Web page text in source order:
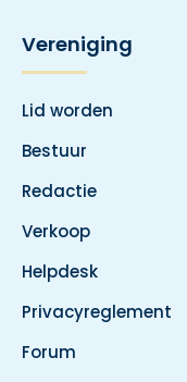
Vereniging
Lid worden
Bestuur
Redactie
Verkoop
Helpdesk
Privacyreglement
Forum